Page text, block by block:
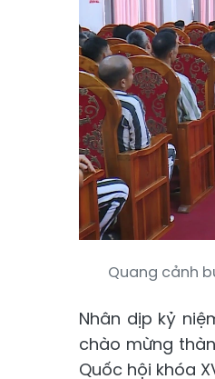
Quang cảnh
Nhân dịp kỷ
chào mừng
Quốc hội khóa